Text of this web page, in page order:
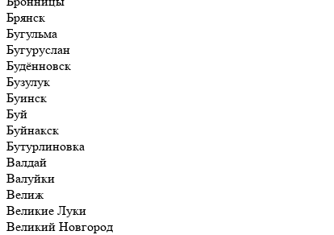
Брянск
Бугульма
Бугуруслан
Будённовск
Бузулук
Буинск
Буй
Буйнакск
Бутурлиновка
Валдай
Валуйки
Велиж
Великие Луки
Великий Новгород